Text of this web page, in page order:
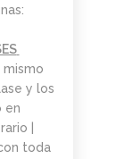
16 DE
y los
en
|
toda